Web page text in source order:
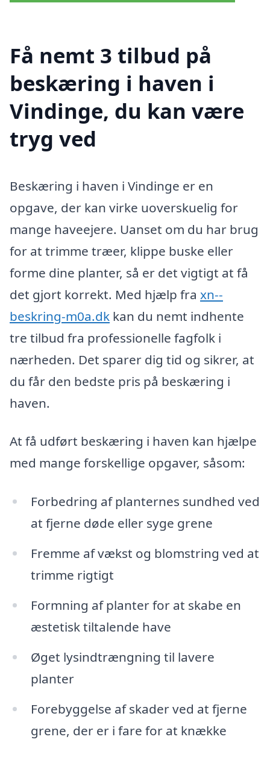
Få nemt 3 tilbud på
beskæring i haven i
Vindinge, du kan være
tryg ved
Beskæring i haven i Vindinge er en
opgave, der kan virke uoverskuelig for
mange haveejere. Uanset om du har brug
for at trimme træer, klippe buske eller
forme dine planter, så er det vigtigt at få
det gjort korrekt. Med hjælp fra xn--
beskring-m0a.dk kan du nemt indhente
tre tilbud fra professionelle fagfolk i
nærheden. Det sparer dig tid og sikrer, at
du får den bedste pris på beskæring i
haven.
At få udført beskæring i haven kan hjælpe
med mange forskellige opgaver, såsom:
Forbedring af planternes sundhed ved
at fjerne døde eller syge grene
Fremme af vækst og blomstring ved at
trimme rigtigt
Formning af planter for at skabe en
æstetisk tiltalende have
Øget lysindtrængning til lavere
planter
Forebyggelse af skader ved at fjerne
grene, der er i fare for at knække